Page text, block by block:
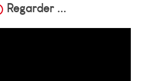
Regarder ...